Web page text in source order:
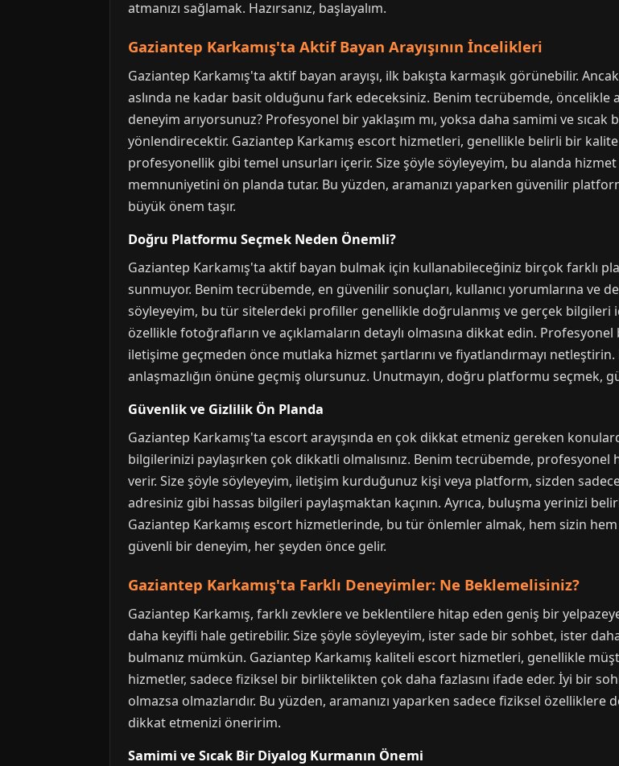
atmanızı sağlamak. Hazırsanız, başlayalım.
Gaziantep Karkamış'ta Aktif Bayan Arayışının İncelikleri
Gaziantep Karkamış'ta aktif bayan arayışı, ilk bakışta karmaşık görünebilir.
aslında ne kadar basit olduğunu fark edeceksiniz. Benim tecrübemde,
deneyim arıyorsunuz? Profesyonel bir yaklaşım mı, yoksa daha samimi ve
yönlendirecektir. Gaziantep Karkamış escort hizmetleri, genellikle belirli bir
profesyonellik gibi temel unsurları içerir. Size şöyle söyleyeyim, bu alanda
memnuniyetini ön planda tutar. Bu yüzden, aramanızı yaparken güvenilir
büyük önem taşır.
Doğru Platformu Seçmek Neden Önemli?
Gaziantep Karkamış'ta aktif bayan bulmak için kullanabileceğiniz birçok farklı
sunmuyor. Benim tecrübemde, en güvenilir sonuçları, kullanıcı yorumlarına ve
söyleyeyim, bu tür sitelerdeki profiller genellikle doğrulanmış ve gerçek bilgileri
özellikle fotoğrafların ve açıklamaların detaylı olmasına dikkat edin.
iletişime geçmeden önce mutlaka hizmet şartlarını ve fiyatlandırmayı
anlaşmazlığın önüne geçmiş olursunuz. Unutmayın, doğru platformu seçmek,
Güvenlik ve Gizlilik Ön Planda
Gaziantep Karkamış'ta escort arayışında en çok dikkat etmeniz gereken
bilgilerinizi paylaşırken çok dikkatli olmalısınız. Benim tecrübemde,
verir. Size şöyle söyleyeyim, iletişim kurduğunuz kişi veya platform, sizden
adresiniz gibi hassas bilgileri paylaşmaktan kaçının. Ayrıca, buluşma yerinizi
Gaziantep Karkamış escort hizmetlerinde, bu tür önlemler almak, hem sizin
güvenli bir deneyim, her şeyden önce gelir.
Gaziantep Karkamış'ta Farklı Deneyimler: Ne Beklemelisiniz?
Gaziantep Karkamış, farklı zevklere ve beklentilere hitap eden geniş bir
daha keyifli hale getirebilir. Size şöyle söyleyeyim, ister sade bir sohbet, ister
bulmanız mümkün. Gaziantep Karkamış kaliteli escort hizmetleri, genellikle
hizmetler, sadece fiziksel bir birliktelikten çok daha fazlasını ifade eder. İyi bir
olmazsa olmazlarıdır. Bu yüzden, aramanızı yaparken sadece fiziksel
dikkat etmenizi öneririm.
Samimi ve Sıcak Bir Diyalog Kurmanın Önemi